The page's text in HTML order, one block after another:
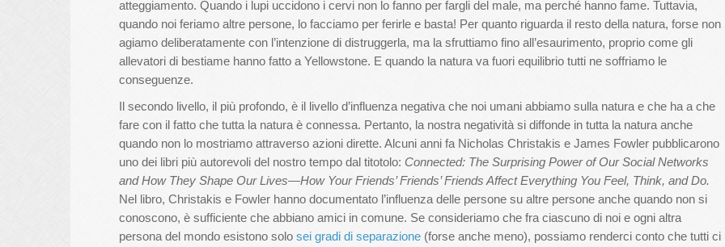
atteggiamento. Quando i lupi uccidono i cervi non lo fanno per fargli del male, ma perché hanno fame. Tuttavia,
quando noi feriamo altre persone, lo facciamo per ferirle e basta! Per quanto riguarda il resto della natura, forse non
agiamo deliberatamente con l’intenzione di distruggerla, ma la sfruttiamo fino all’esaurimento, proprio come gli
allevatori di bestiame hanno fatto a Yellowstone. E quando la natura va fuori equilibrio tutti ne soffriamo le
conseguenze.
Il secondo livello, il più profondo, è il livello d’influenza negativa che noi umani abbiamo sulla natura e che ha a che
fare con il fatto che tutta la natura è connessa. Pertanto, la nostra negatività si diffonde in tutta la natura anche
quando non lo mostriamo attraverso azioni dirette. Alcuni anni fa Nicholas Christakis e James Fowler pubblicarono
uno dei libri più autorevoli del nostro tempo dal titotolo: Connected: The Surprising Power of Our Social Networks
and How They Shape Our Lives—How Your Friends’ Friends’ Friends Affect Everything You Feel, Think, and Do.
Nel libro, Christakis e Fowler hanno documentato l’influenza delle persone su altre persone anche quando non si
conoscono, è sufficiente che abbiano amici in comune. Se consideriamo che fra ciascuno di noi e ogni altra
persona del mondo esistono solo sei gradi di separazione (forse anche meno), possiamo renderci conto che tutti ci